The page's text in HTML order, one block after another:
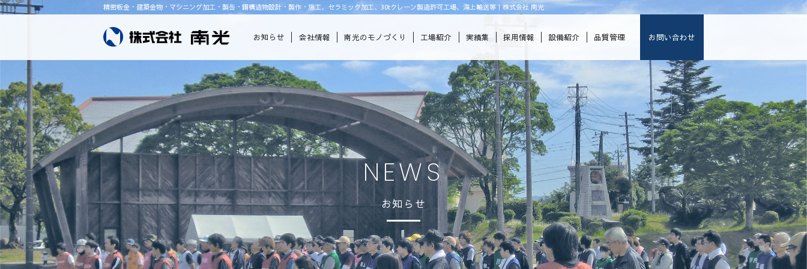
精密板金・建築金物・マシニング加工・製缶・鋼構造物設計・製作・施工、セラミック加工、30tクレーン製造許可工場、海上輸送等｜株式会社 南光
お知らせ 会社情報 南光のモノづくり 工場紹介 実績集 採用情報 設備紹介 品質管理 お問い合わせ
NEWS
お知らせ